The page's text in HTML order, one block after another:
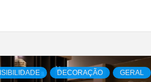
DECORAÇÃO GERAL